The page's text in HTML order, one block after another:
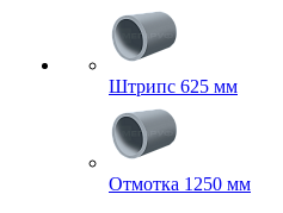
Штрипс 625 мм
Отмотка 1250 мм